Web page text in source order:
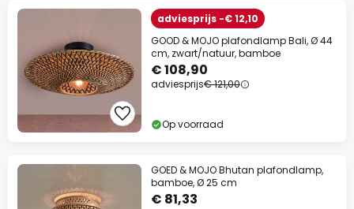
adviesprijs -€ 12,10
GOOD & MOJO plafondlamp Bali, Ø 44
cm, zwart/natuur, bamboe
€ 108,90
adviesprijs€ 121,00
Op voorraad
GOED & MOJO Bhutan plafondlamp,
bamboe, Ø 25 cm
€ 81,33